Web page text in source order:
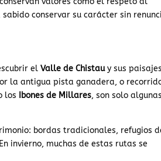
conservar su carácter sin
elValle de Chistauy sus paisajes
la antigua pista ganadera, o
los
Ibones de Millares, son solo algunas
bordas tradicionales, refugios
invierno, muchas de estas rutas se